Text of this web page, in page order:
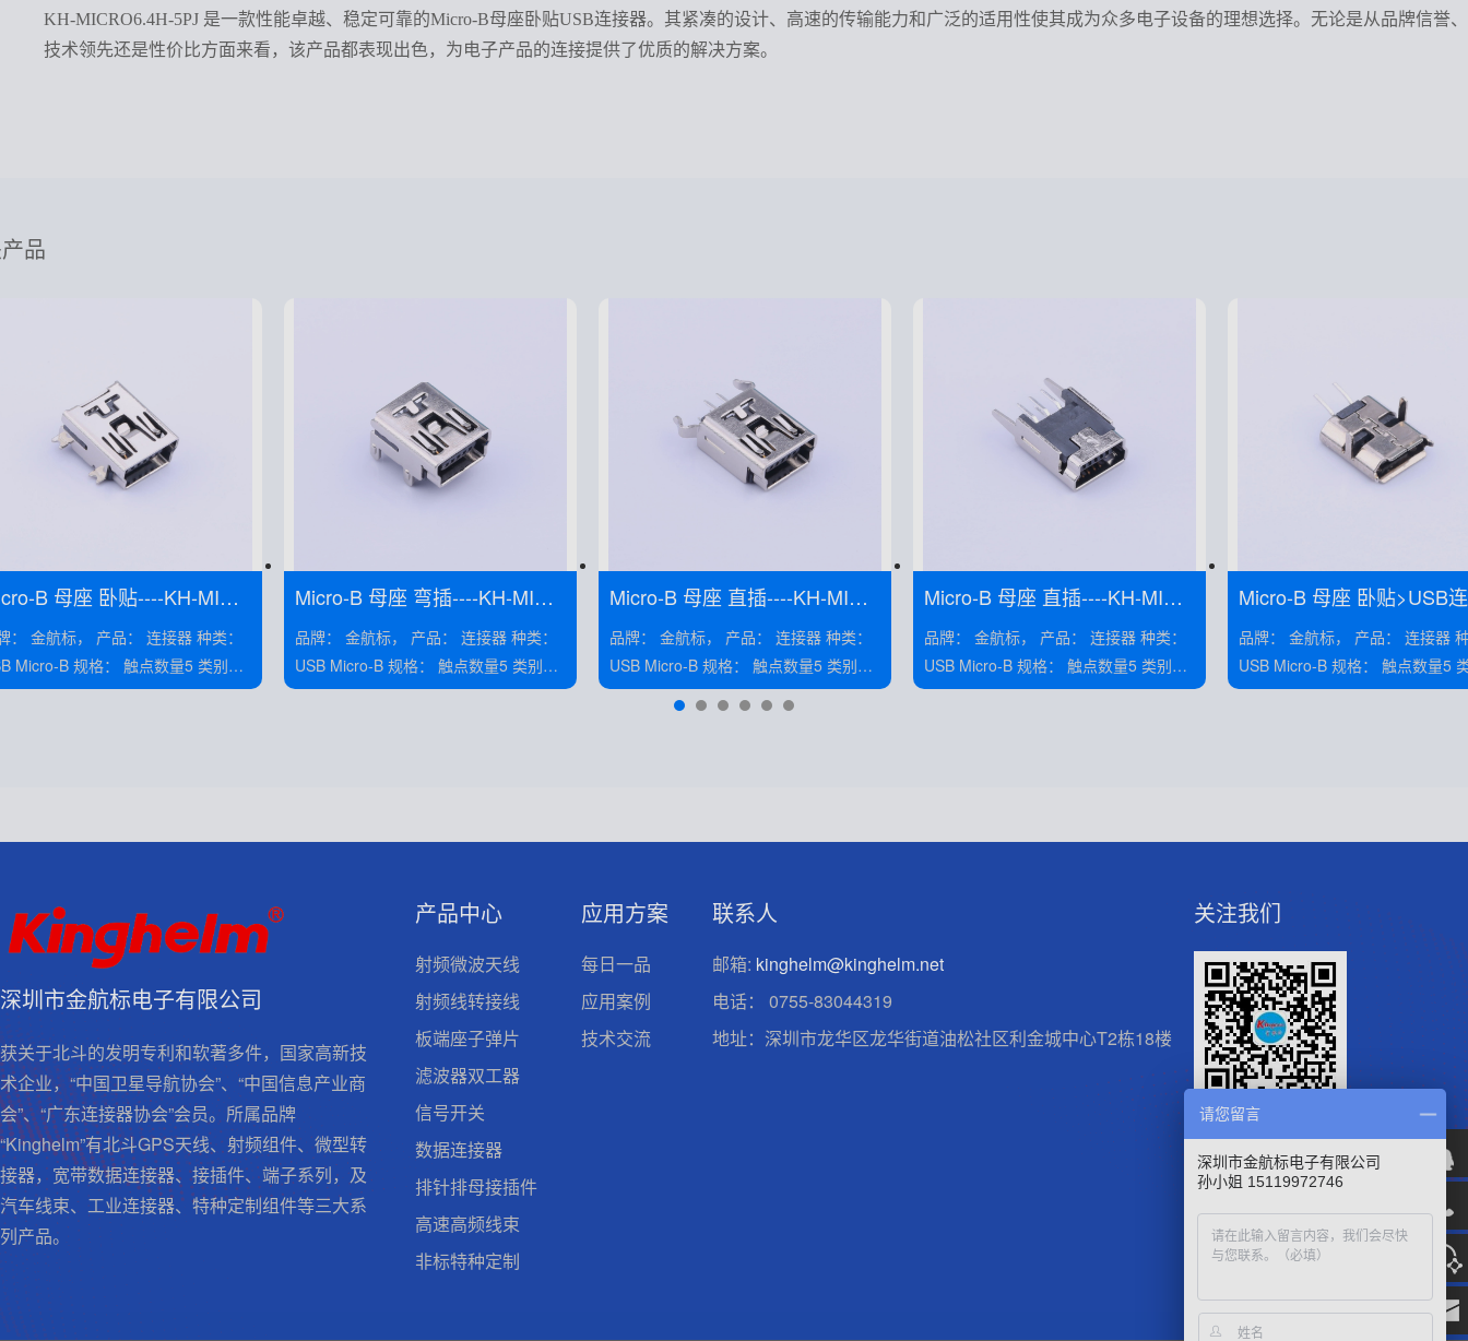
KH-MICRO6.4H-5PJ 是一款性能卓越、稳定可靠的Micro-B母座卧贴USB连接器。其紧凑的设计、高速的传输能力和广泛的适用性使其成为众多电子设备的理想选择。无论是从品牌信誉、
技术领先还是性价比方面来看，该产品都表现出色，为电子产品的连接提供了优质的解决方案。
品
B 母座 卧贴----KH-MINI-
5P-Cu
航标， 产品： 连接器 种类：
B 规格： 触点数量5 类别：
母座 安装： 卧贴
Micro-B 母座 弯插----KH-MINI-
DIP90-5P-Cu
品牌： 金航标， 产品： 连接器 种类：
USB Micro-B 规格： 触点数量5 类别：
母座 安装： 卧贴
Micro-B 母座 直插----KH-MINI-
DIP180W-5P-Cu
品牌： 金航标， 产品： 连接器 种类：
USB Micro-B 规格： 触点数量5 类别：
母座 安装： 卧贴
Micro-B 母座 直插----KH-MINI-
DIP180-5P-Cu
品牌： 金航标， 产品： 连接器 种类：
USB Micro-B 规格： 触点数量5 类别：
母座 安装： 卧贴
Micro-B 母座 卧贴>USB
>KH-MICRO-SMT.J-2P
品牌： 金航标， 产品： 连接器 种类：
USB Micro-B 规格： 触点数量5 类别：
母座 安装： 卧贴
深圳市金航标电子有限公司
获关于北斗的发明专利和软著多件，国家高新技
术企业，“中国卫星导航协会”、“中国信息产业商
会”、“广东连接器协会”会员。所属品牌
“Kinghelm”有北斗GPS天线、射频组件、微型转
接器，宽带数据连接器、接插件、端子系列，及
汽车线束、工业连接器、特种定制组件等三大系
列产品。
产品中心
射频微波天线
射频线转接线
板端座子弹片
滤波器双工器
信号开关
数据连接器
排针排母接插件
高速高频线束
非标特种定制
应用方案
每日一品
应用案例
技术交流
联系人
邮箱: kinghelm@kinghelm.net
电话：
0755-83044319
地址：深圳市龙华区龙华街道油松社区利金城中心T2栋18楼
关注我们
微信官方公众号
请您留言
深圳市金航标电子有限公司
孙小姐 15119972746